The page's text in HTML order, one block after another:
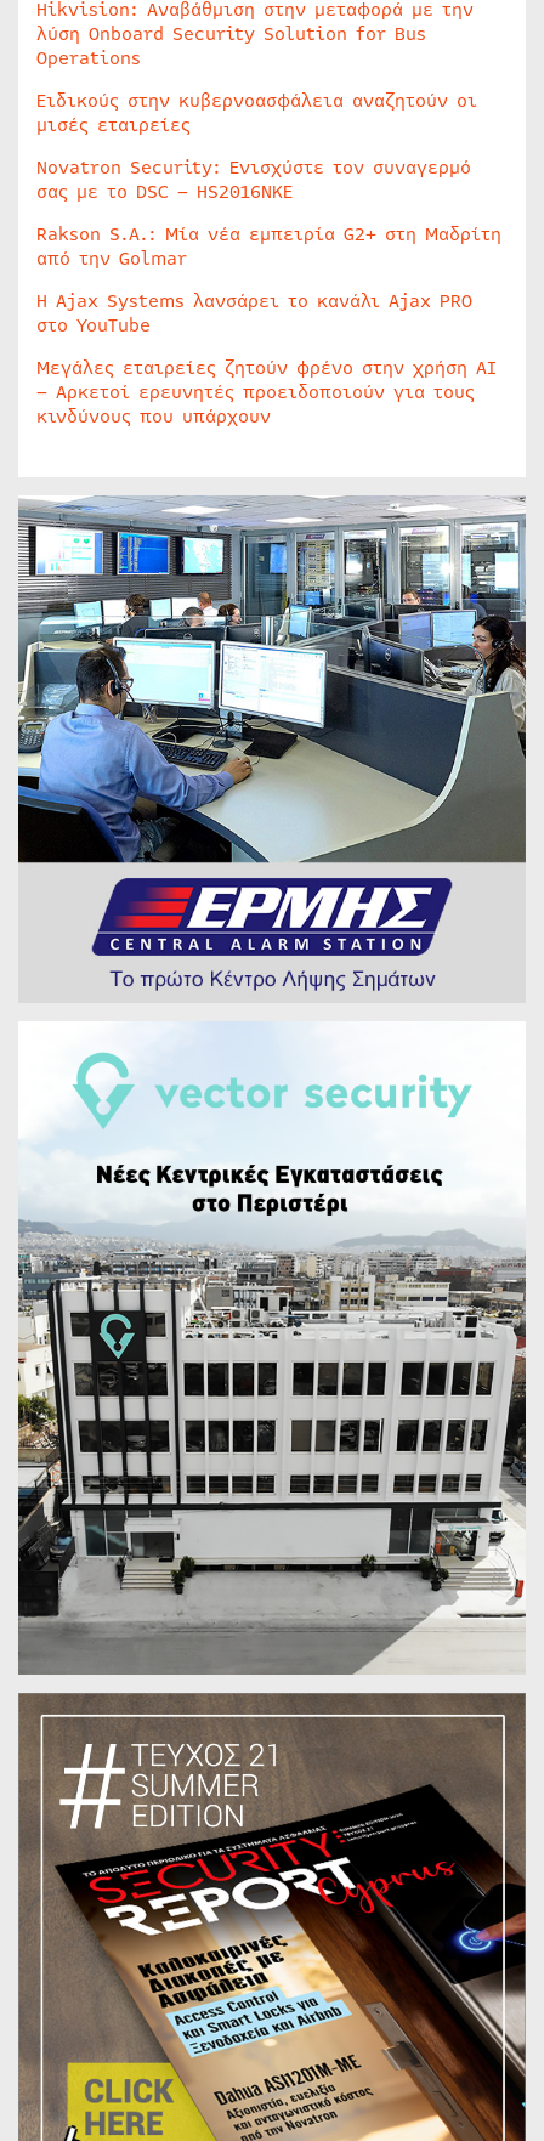
Hikvision: Αναβάθμιση στην μεταφορά με την
λύση Onboard Security Solution for Bus
Operations
Ειδικούς στην κυβερνοασφάλεια αναζητούν οι
μισές εταιρείες
Novatron Security: Ενισχύστε τον συναγερμό
σας με το DSC – HS2016NKE
Rakson S.A.: Μία νέα εμπειρία G2+ στη Μαδρίτη
από την Golmar
Η Ajax Systems λανσάρει το κανάλι Ajax PRO
στο YouTube
Μεγάλες εταιρείες ζητούν φρένο στην χρήση AI
– Αρκετοί ερευνητές προειδοποιούν για τους
κινδύνους που υπάρχουν